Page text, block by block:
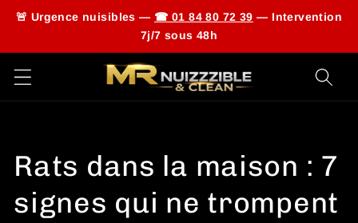
🚨 Urgence nuisibles — ☎ 01 84 80 72 39 — Intervention
7j/7 sous 48h
et
passer
au
Rats dans la maison : 7
signes qui ne trompent